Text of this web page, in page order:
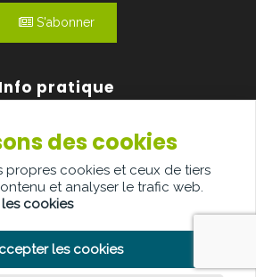
S'abonner
Info pratique
sommes-nous?
Publicité
Contact
des cookies
propres cookies et ceux de tiers
et analyser le trafic web.
les cookies
les cookies